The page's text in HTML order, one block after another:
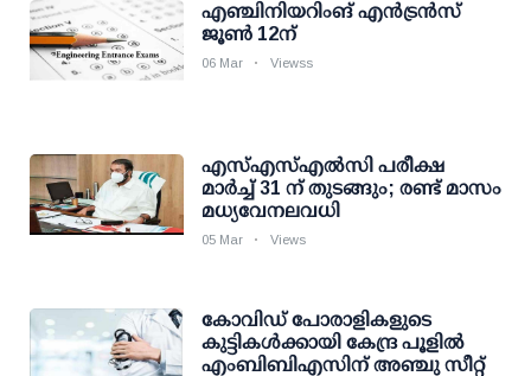
എഞ്ചിനിയറിംങ് എന്‍ട്രന്‍സ്
ജൂണ്‍ 12ന്
06 Mar Viewss
എസ്എസ്എല്‍സി പരീക്ഷ
മാര്‍ച്ച് 31 ന് തുടങ്ങും; രണ്ട് മാസം
മധ്യവേനലവധി
05 Mar Views
കോവിഡ് പോരാളികളുടെ
കുട്ടികള്‍ക്കായി കേന്ദ്ര പൂളില്‍
എംബിബിഎസിന് അഞ്ചു സീറ്റ്